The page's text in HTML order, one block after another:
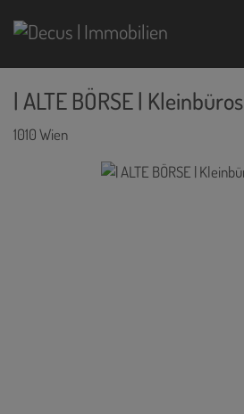
| ALTE BÖRSE | Kleinbüros
1010 Wien